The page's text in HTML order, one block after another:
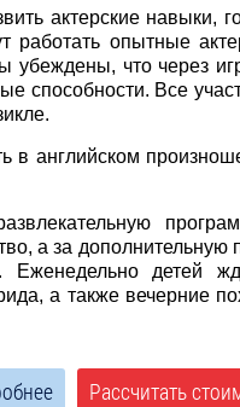
актерские навыки,
работать опытные
убеждены, что через
способности. Все
в английском
а за дополнительную
Еженедельно детей
а также вечерние
Рассчитать